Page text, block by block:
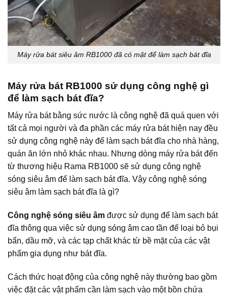
Máy rửa bát siêu âm RB1000 đã có mặt để làm sạch bát đĩa
Máy rửa bát RB1000 sử dụng công nghệ gì
để làm sạch bát đĩa?
Máy rửa bát bằng sức nước là công nghệ đã quá quen với
tất cả mọi người và đa phần các máy rửa bát hiện nay đều
sử dụng công nghệ này để làm sạch bát đĩa cho nhà hàng,
quán ăn lớn nhỏ khác nhau. Nhưng dòng máy rửa bát đến
từ thương hiệu Rama RB1000 sẽ sử dụng công nghệ
sóng siêu âm để làm sạch bát đĩa. Vậy công nghệ sóng
siêu âm làm sạch bát đĩa là gì?
Công nghệ sóng siêu âm được sử dụng để làm sạch bát
đĩa thông qua việc sử dụng sóng âm cao tần để loại bỏ bụi
bẩn, dầu mỡ, và các tạp chất khác từ bề mặt của các vật
phẩm gia dụng như bát đĩa.
Cách thức hoạt động của công nghệ này thường bao gồm
việc đặt các vật phẩm cần làm sạch vào một bồn chứa